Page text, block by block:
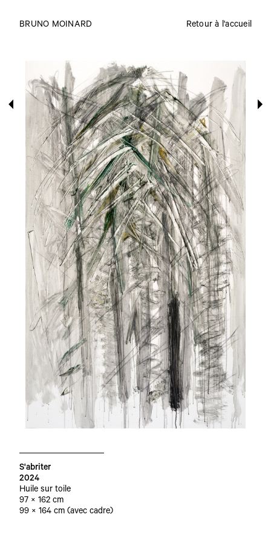
BRUNO MOINARD Retour à l'accueil
S'abriter
2024
Huile sur toile
97 × 162 cm
99 × 164 cm (avec cadre)